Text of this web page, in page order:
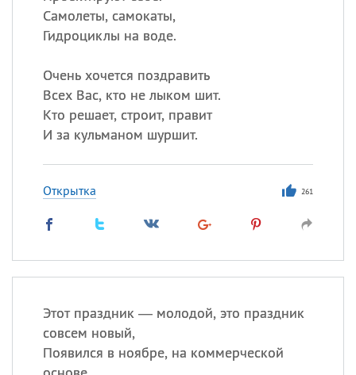
Самолеты, самокаты,
Гидроциклы на воде.
Очень хочется поздравить
Всех Вас, кто не лыком шит.
Кто решает, строит, правит
И за кульманом шуршит.
Открытка 261
Этот праздник — молодой, это праздник
совсем новый,
Появился в ноябре, на коммерческой